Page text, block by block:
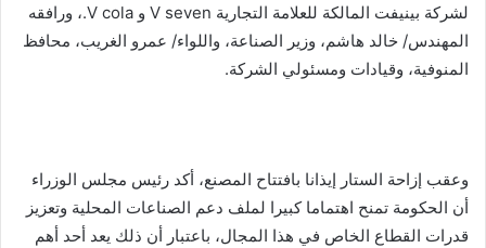
لشركة بينيفت المالكة للعلامة التجارية V seven و V cola.، ورافقه
المهندس/ خالد هاشم، وزير الصناعة، واللواء/ عمرو الغريب، محافظ
المنوفية، وقيادات ومسئولي الشركة.
وعقب إزاحة الستار إيذانا بافتتاح المصنع، أكد رئيس مجلس الوزراء
أن الحكومة تمنح اهتماما كبيرا لملف دعم الصناعات المحلية وتعزيز
قدرات القطاع الخاص في هذا المجال، باعتبار أن ذلك يعد أحد أهم